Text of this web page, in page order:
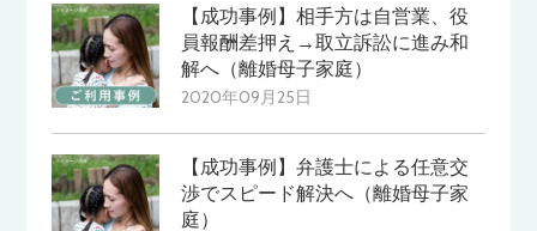
【成功事例】相手方は自営業、役
員報酬差押え→取立訴訟に進み和
解へ（離婚母子家庭）
2020年09月25日
【成功事例】弁護士による任意交
渉でスピード解決へ（離婚母子家
庭）